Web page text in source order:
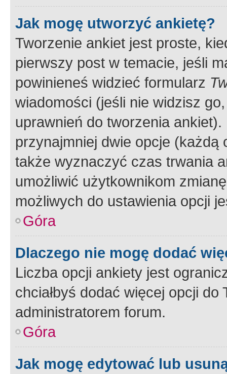
Jak mogę utworzyć ankietę?
Tworzenie ankiet jest proste,
pierwszy post w temacie, jeśli
powinieneś widzieć formularz
wiadomości (jeśli nie widzisz
uprawnień do tworzenia
przynajmniej dwie opcje
także wyznaczyć czas trwania
umożliwić użytkownikom
możliwych do ustawienia opcji
Góra
Dlaczego nie mogę dodać
Liczba opcji ankiety jest
chciałbyś dodać więcej opcji
administratorem forum.
Góra
Jak mogę edytować lub